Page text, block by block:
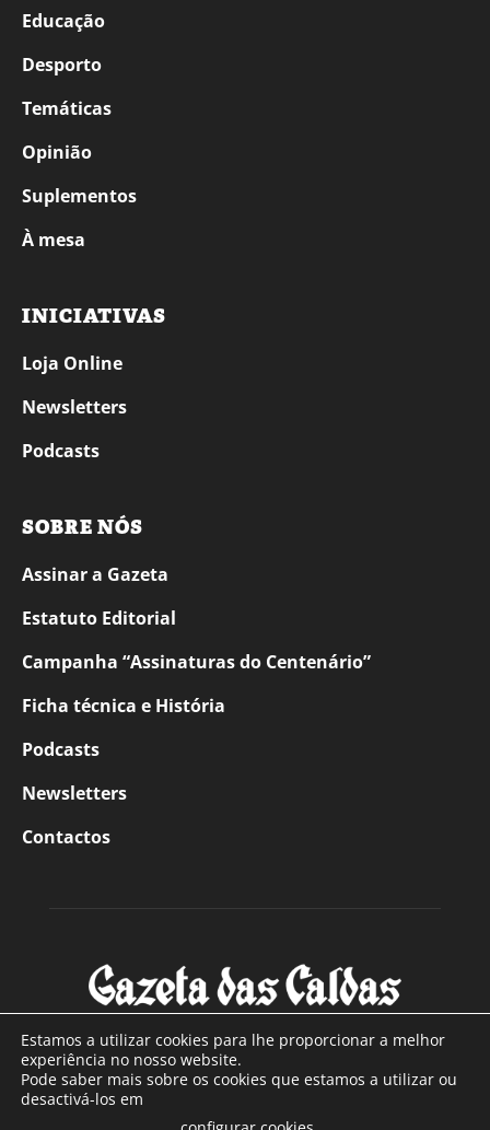
Educação
Desporto
Temáticas
Opinião
Suplementos
À mesa
INICIATIVAS
Loja Online
Newsletters
Podcasts
SOBRE NÓS
Assinar a Gazeta
Estatuto Editorial
Campanha “Assinaturas do Centenário”
Ficha técnica e História
Podcasts
Newsletters
Contactos
SOBRE NÓS
Estamos a utilizar cookies para lhe proporcionar a melhor
experiência no nosso website.
Pode saber mais sobre os cookies que estamos a utilizar ou
desactivá-los em